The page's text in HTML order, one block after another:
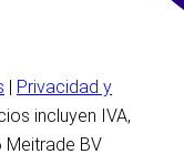
Privacidad y
incluyen IVA,
BV